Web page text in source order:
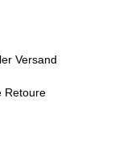
Versand
Retoure